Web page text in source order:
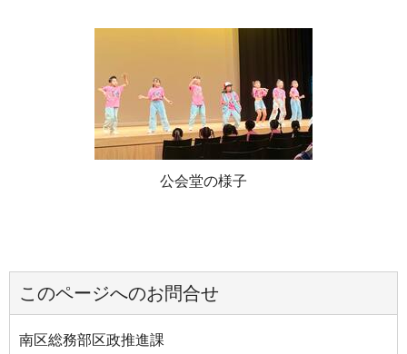
公会堂の様子
このページへのお問合せ
南区総務部区政推進課